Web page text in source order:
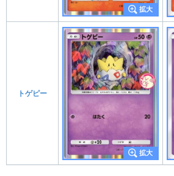
トゲピー